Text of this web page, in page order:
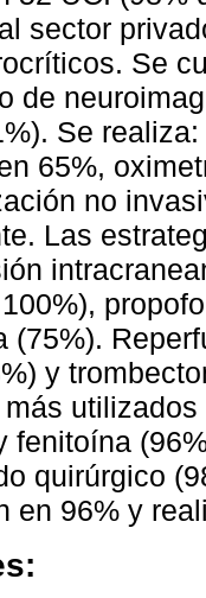
sector
Se
de
Se
65%,
no
Las
(75%).
y
fenitoína
quirúrgico
en 96% y